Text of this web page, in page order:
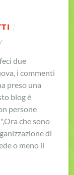
due
i commenti
preso una
blog è
persone
Ora che sono
di
o meno il